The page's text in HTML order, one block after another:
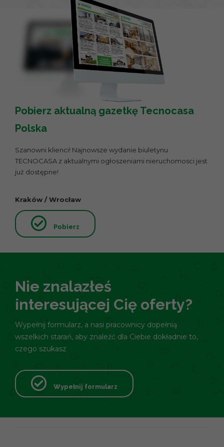
Pobierz aktualną gazetkę Tecnocasa
Polska
Szanowni klienci! Najnowsze wydanie biuletynu
TECNOCASA z aktualnymi ogłoszeniami nieruchomosci jest
już dostępne!
Kraków / Wrocław
Pobierz
Nie znalazłeś
interesującej Cię oferty?
Wypełnij formularz, a nasi pracownicy dopełnią
wszelkich starań, aby znaleźć dla Ciebie dokładnie to,
czego szukasz
Wypełnij formularz